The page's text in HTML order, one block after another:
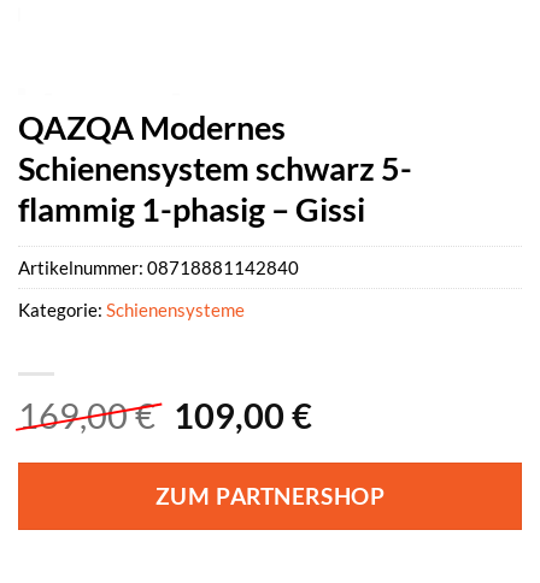
QAZQA Modernes
Schienensystem schwarz 5-
flammig 1-phasig – Gissi
169,00€ Ursprünglicher
war:
169,00 €
109,00 €Aktueller
ist:
109,00 €.
ZUM PARTNERSHOP
Artikelnummer: 08718881142840
Kategorie: Schienensysteme